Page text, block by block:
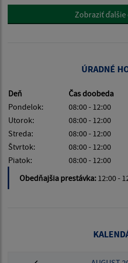
Zobraziť ďalšie
ÚRADNÉ
Deň Čas doobeda
Pondelok:
08:00 - 12:00
Utorok:
08:00 - 12:00
Streda:
08:00 - 12:00
Štvrtok:
08:00 - 12:00
Piatok:
08:00 - 12:00
Obedňajšia prestávka: 12:00 -